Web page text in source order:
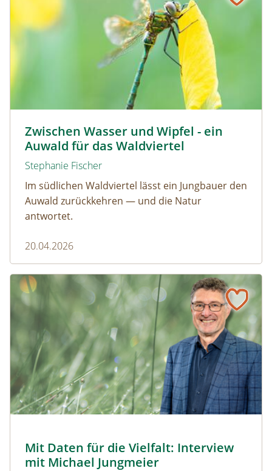
Zwischen Wasser und Wipfel - ein
Auwald für das Waldviertel
Stephanie Fischer
Im südlichen Waldviertel lässt ein Jungbauer den
Auwald zurückkehren — und die Natur
antwortet.
20.04.2026
Naturmagazin: Mit Daten für die Vielfalt: Interview mit
Naturmagazin: Mit Daten für die Vielfalt: Interview mit
Mit Daten für die Vielfalt: Interview
mit Michael Jungmeier
Mit Daten für die Vielfalt: Interview mit Michael Jungmeier